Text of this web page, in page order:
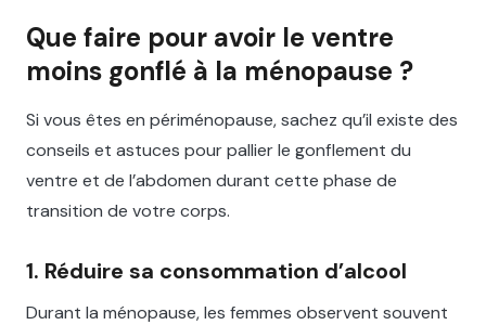
Que faire pour avoir le ventre
moins gonflé à la ménopause ?
Si vous êtes en périménopause, sachez qu’il existe des
conseils et astuces pour pallier le gonflement du
ventre et de l’abdomen durant cette phase de
transition de votre corps.
1. Réduire sa consommation d’alcool
Durant la ménopause, les femmes observent souvent